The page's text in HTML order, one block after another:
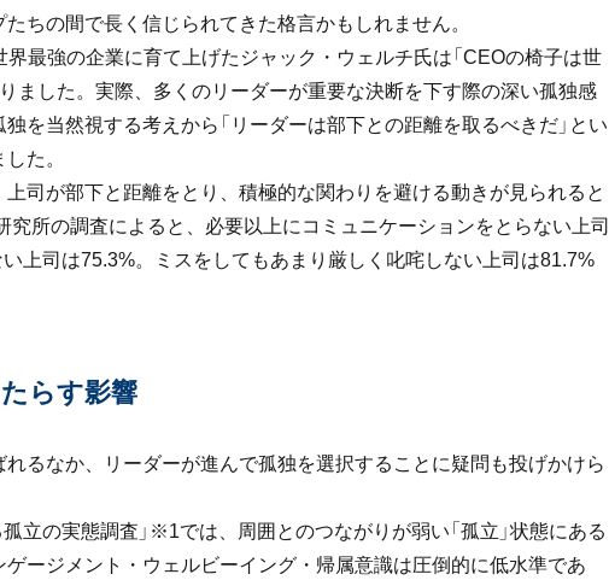
ちの間で長く信じられてきた格言かもしれません。
最強の企業に育て上げたジャック・ウェルチ氏は「CEOの椅子は世
ました。実際、多くのリーダーが重要な決断を下す際の深い孤独感
を当然視する考えから「リーダーは部下との距離を取るべきだ」とい
た。
司が部下と距離をとり、積極的な関わりを避ける動きが見られると
所の調査によると、必要以上にコミュニケーションをとらない上司
上司は75.3%。ミスをしてもあまり厳しく叱咤しない上司は81.7%
らす影響
るなか、リーダーが進んで孤独を選択することに疑問も投げかけら
立の実態調査」※1では、周囲とのつながりが弱い「孤立」状態にある
ージメント・ウェルビーイング・帰属意識は圧倒的に低水準であ